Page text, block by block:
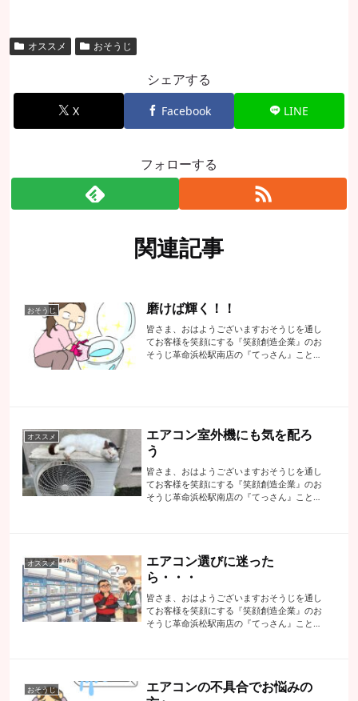
オススメ おそうじ
シェアする
X Facebook LINE
フォローする
関連記事
おそうじ 磨けば輝く！！
皆さま、おはようございますおそうじを通し
てお客様を笑顔にする『笑顔創造企業』のお
そうじ革命浜松駅南店の『てっさん』こと代
オススメ
エアコン室外機にも気を配ろ
う
皆さま、おはようございますおそうじを通し
てお客様を笑顔にする『笑顔創造企業』のお
そうじ革命浜松駅南店の『てっさん』こと代
オススメ
エアコン選びに迷った
ら・・・
皆さま、おはようございますおそうじを通し
てお客様を笑顔にする『笑顔創造企業』のお
そうじ革命浜松駅南店の『てっさん』こと代
おそうじ
エアコンの不具合でお悩みの